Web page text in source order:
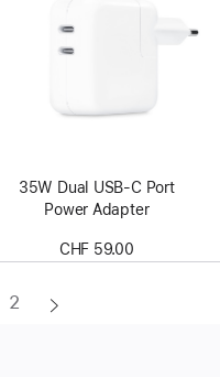
35W Dual USB‑C Port
Power Adapter
CHF 59.00
2